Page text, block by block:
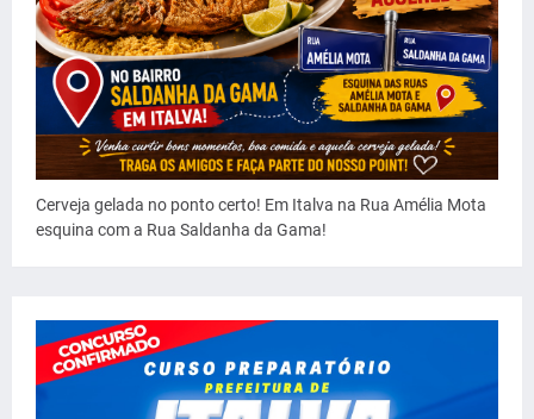
Cerveja gelada no ponto certo! Em Italva na Rua Amélia Mota
esquina com a Rua Saldanha da Gama!